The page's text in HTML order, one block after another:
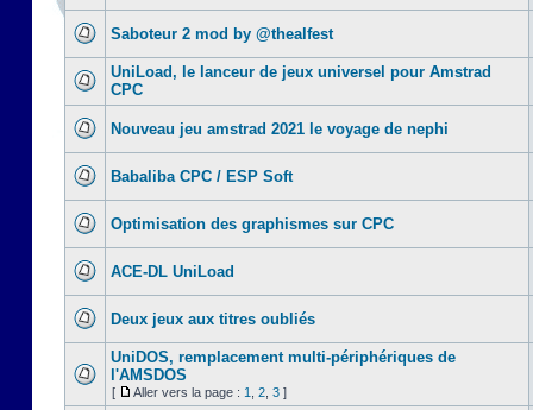
Saboteur 2 mod by @thealfest
UniLoad, le lanceur de jeux universel pour Amstrad
CPC
Nouveau jeu amstrad 2021 le voyage de nephi
Babaliba CPC / ESP Soft
Optimisation des graphismes sur CPC
ACE-DL UniLoad
Deux jeux aux titres oubliés
UniDOS, remplacement multi-périphériques de
l'AMSDOS
[ Aller vers la page : 1 2 3 ]